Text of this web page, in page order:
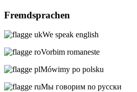
Fremdsprachen
We speak english
Vorbim romaneste
Mówimy po polsku
Мы говорим no русски